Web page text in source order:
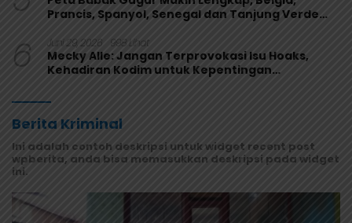
Prancis, Spanyol, Senegal dan Tanjung Verde
6 Juni 29, 2026 998 Lihat
Mecky Alle: Jangan Terprovokasi Isu Hoaks,
Kehadiran Kodim untuk Kepentingan
Berita Kriminal
Ini adalah contoh deskripsi untuk widget recent post
wpberita, anda bisa memasukkan deskripsi pada widget
ini.